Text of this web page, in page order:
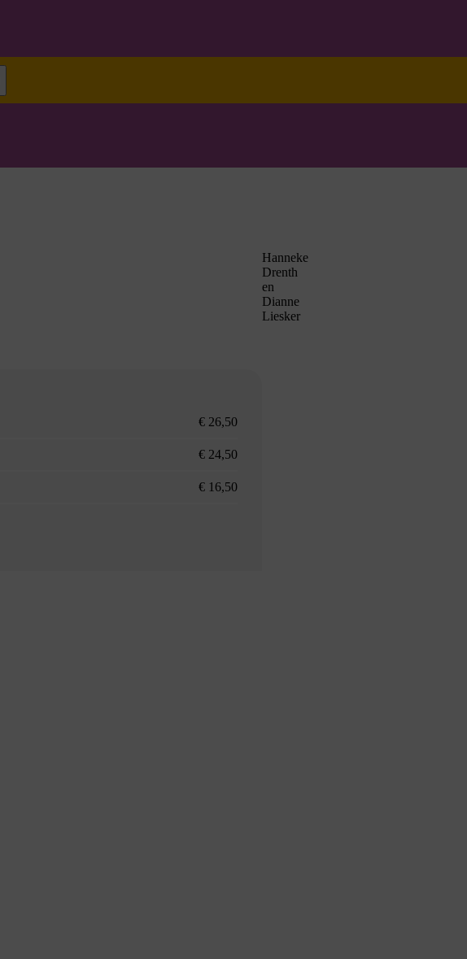
Hanneke
Drenth
en
Dianne
Liesker
€ 26,50
€ 24,50
€ 16,50